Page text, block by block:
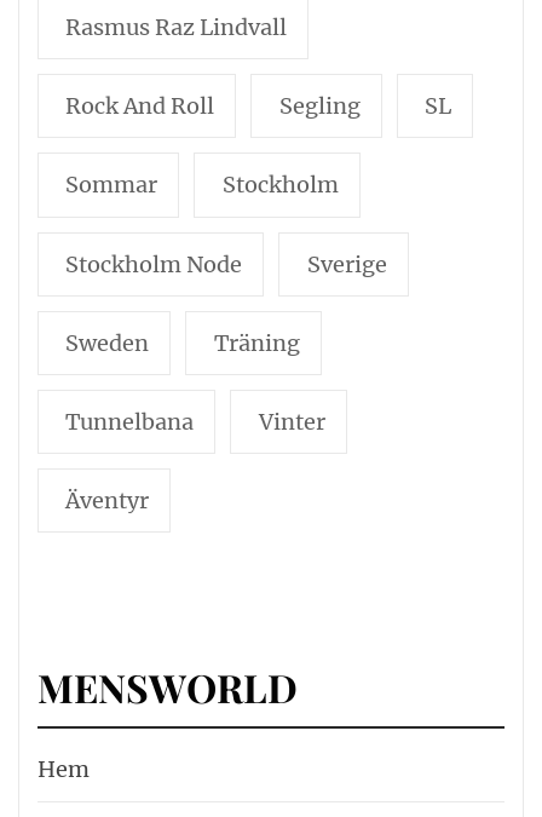
Rasmus Raz Lindvall
Rock And Roll Segling SL
Sommar Stockholm
Stockholm Node Sverige
Sweden Träning
Tunnelbana Vinter
Äventyr
MENSWORLD
Hem